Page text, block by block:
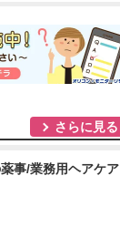
さらに見る
事/業務用ヘアケア